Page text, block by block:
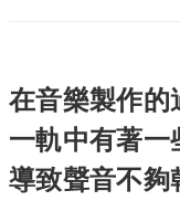
在音樂製作的
一軌中有著一
導致聲音不夠